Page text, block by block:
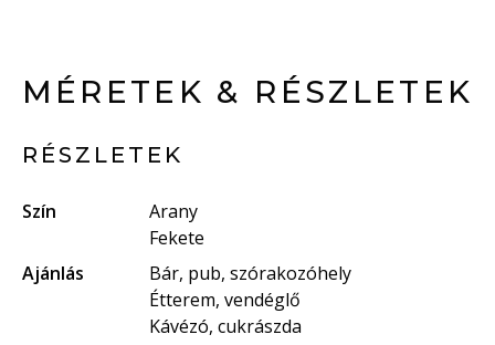
MÉRETEK & RÉSZLETEK
RÉSZLETEK
Szín
Arany
Fekete
Ajánlás
Bár, pub, szórakozóhely
Étterem, vendéglő
Kávézó, cukrászda